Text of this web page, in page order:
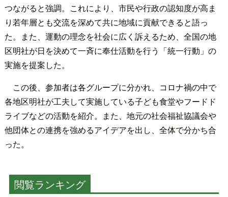
つながると強調。これにより、市民や行政の認知度が高ま
り若年層とも交流を深めて共に地域に貢献できると語っ
た。また、運動の理念を社会に広く訴えるため、全国の地
区明社が日を決めて一斉に奉仕活動を行う「統一行動」の
実施を提案した。
この後、参加者は各グループに分かれ、コロナ禍の中で
各地区明社が工夫して実施している子ども食堂やフードド
ライブなどの活動を紹介。また、地元の社会福祉協議会や
他団体との連携を強めるアイデアを出し、全体で分かち合
った。
閲覧ランキング